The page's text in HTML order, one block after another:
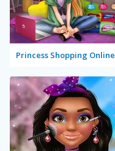
Princess Shopping Online